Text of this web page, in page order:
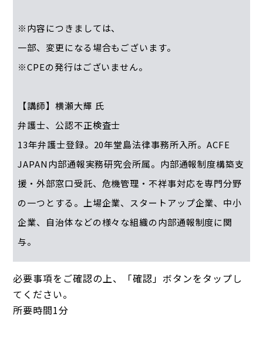
※内容につきましては、
一部、変更になる場合もございます。
※CPEの発行はございません。
【講師】横瀬大輝 氏
弁護士、公認不正検査士
13年弁護士登録。20年堂島法律事務所入所。ACFE
JAPAN内部通報実務研究会所属。内部通報制度構築支
援・外部窓口受託、危機管理・不祥事対応を専門分野
の一つとする。上場企業、スタートアップ企業、中小
企業、自治体などの様々な組織の内部通報制度に関
与。
必要事項をご確認の上、「確認」ボタンをタップし
てください。
所要時間1分